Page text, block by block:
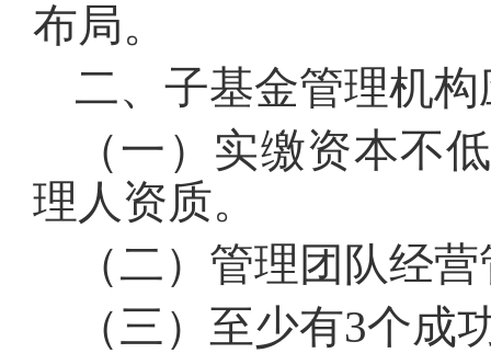
布局。
二、子基金管理机
（一）实缴资本不
理人资质。
（二）管理团队经
（三）至少有3个成